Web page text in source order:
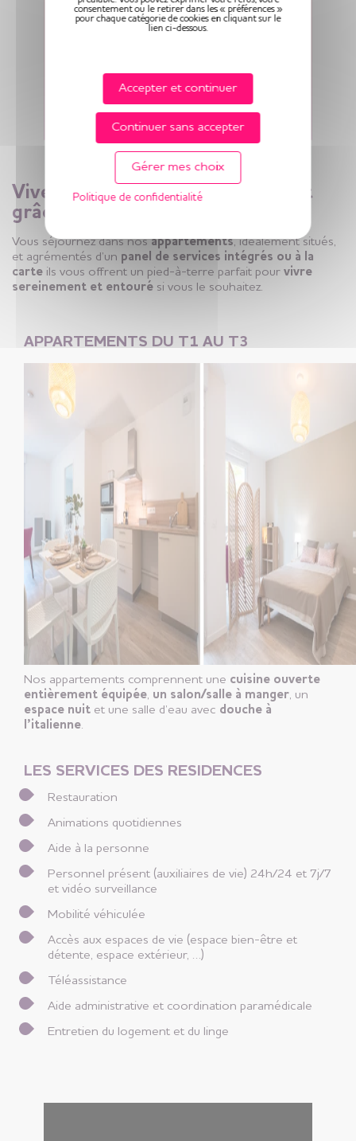
Vivez l’aventure confortablement
grâce à nos appartements !
Vous séjournez dans nosappartements, idéalement situés,
et agrémentés d’un panel de services intégrés ou à la
carte ils vous offrent un pied-à-terre parfait pour vivre
sereinement et entouré si vous le souhaitez.
APPARTEMENTS DU T1 AU T3
Nos appartements comprennent une cuisine ouverte
entièrement équipée, un salon/salle à manger, un
espace nuit et une salle d’eau avec douche à
l’italienne.
LES SERVICES DES RESIDENCES
Restauration
Animations quotidiennes
Aide à la personne
Personnel présent (auxiliaires de vie) 24h/24 et 7j/7
et vidéo surveillance
Mobilité véhiculée
Accès aux espaces de vie (espace bien-être et
détente, espace extérieur, …)
Téléassistance
Aide administrative et coordination paramédicale
Entretien du logement et du linge
consentement ou le retirer dans les « préférences »
pour chaque catégorie de cookies en cliquant sur le
lien ci-dessous.
Accepter et continuer
Continuer sans accepter
Gérer mes choix
Politique de confidentialité